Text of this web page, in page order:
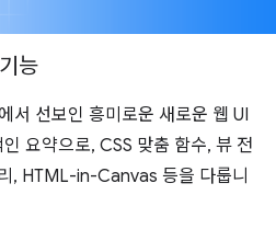
능
선보인 흥미로운 새로운 웹 UI
요약으로, CSS 맞춤 함수, 뷰 전
, HTML-in-Canvas 등을 다룹니